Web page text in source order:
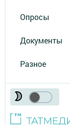
Опросы
Документы
Разное